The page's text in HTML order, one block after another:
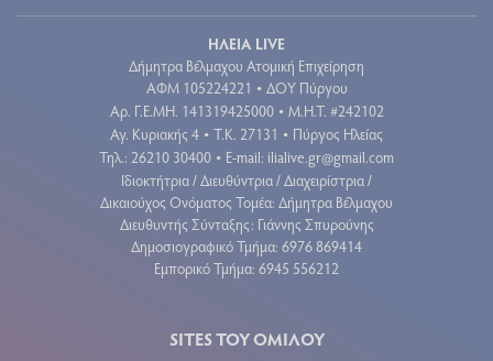
ΗΛΕΙΑ LIVE
Δήμητρα Βέλμαχου Ατομική Επιχείρηση
ΑΦΜ 105224221 • ΔΟΥ Πύργου
Aρ. Γ.Ε.ΜΗ. 141319425000 • Μ.Η.Τ. #242102
Αγ. Κυριακής 4 • Τ.Κ. 27131 • Πύργος Ηλείας
Τηλ.: 26210 30400 • E-mail: ilialive.gr@gmail.com
Ιδιοκτήτρια / Διευθύντρια / Διαχειρίστρια /
Δικαιούχος Ονόματος Τομέα: Δήμητρα Βέλμαχου
Διευθυντής Σύνταξης: Γιάννης Σπυρούνης
Δημοσιογραφικό Τμήμα: 6976 869414
Εμπορικό Τμήμα: 6945 556212
SITES ΤΟΥ ΟΜΙΛΟΥ